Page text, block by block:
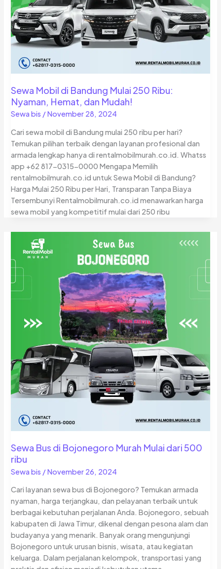
Sewa Mobil di Bandung Mulai 250 Ribu:
Nyaman, Hemat, dan Mudah!
Sewa bis /November 28, 2024
Cari sewa mobil di Bandung mulai 250 ribu per hari?
Temukan pilihan terbaik dengan layanan profesional dan
armada lengkap hanya di rentalmobilmurah.co.id. Whatss
app +62 817-0315-0000 Mengapa Memilih
rentalmobilmurah.co.id untuk Sewa Mobil di Bandung?
Harga Mulai 250 Ribu per Hari, Transparan Tanpa Biaya
Tersembunyi Rentalmobilmurah.co.id menawarkan harga
sewa mobil yang kompetitif mulai dari 250 ribu
Sewa Bus di Bojonegoro Murah Mulai dari 500
ribu
Sewa bis /November 26, 2024
Cari layanan sewa bus di Bojonegoro? Temukan armada
nyaman, harga terjangkau, dan pelayanan terbaik untuk
berbagai kebutuhan perjalanan Anda. Bojonegoro, sebuah
kabupaten di Jawa Timur, dikenal dengan pesona alam dan
budayanya yang menarik. Banyak orang mengunjungi
Bojonegoro untuk urusan bisnis, wisata, atau kegiatan
keluarga. Dalam perjalanan kelompok, transportasi yang